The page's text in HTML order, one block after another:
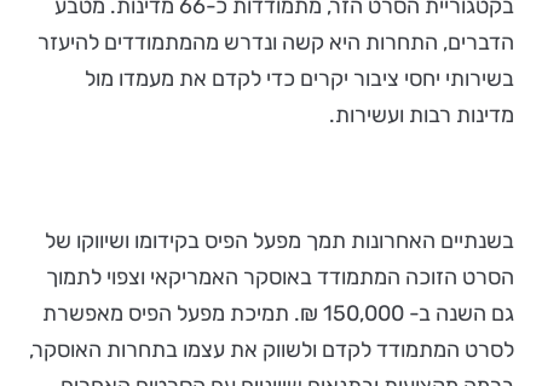
בקטגוריית הסרט הזר, מתמודדות כ-66 מדינות. מטבע
הדברים, התחרות היא קשה ונדרש מהמתמודדים להיעזר
בשירותי יחסי ציבור יקרים כדי לקדם את מעמדו מול
מדינות רבות ועשירות.
בשנתיים האחרונות תמך מפעל הפיס בקידומו ושיווקו של
הסרט הזוכה המתמודד באוסקר האמריקאי וצפוי לתמוך
גם השנה ב- 150,000 ₪. תמיכת מפעל הפיס מאפשרת
לסרט המתמודד לקדם ולשווק את עצמו בתחרות האוסקר,